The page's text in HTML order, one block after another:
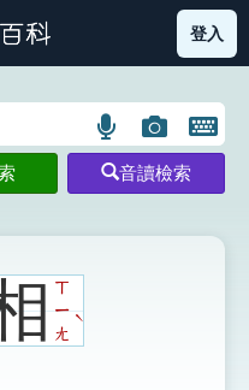
部首索引表圖示
登入
語
言
搜
圖
片
搜
開
鍵
圖
音讀檢索
ㄒ
ㄧ
ㄤ
ˋ